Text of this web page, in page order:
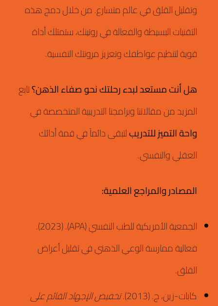
وتقليل القلق في عالم متسارع.من خلال دمج هذه
التقنيات البسيطة والفعالة في روتينك، ستمتلك أداة
قوية لتنظيم عواطفك وتعزيز مرونتك النفسية.
هل أنت مستعد لبدء رحلتك نحو صفاء الذهن؟تابع
المزيد من مقالاتنا وبرامجنا التدريبية المتخصصة في
واحة التميز للتدريبلتبقى دائماً في قمة أدائك
العقلي والنفسي.
المصادر والمراجع العلمية:
الجمعية الأمريكية للطب النفسي (APA).
(2023).
فعالية ممارسة الوعي الذهني في تقليل أعراض
القلق.
كابات-زين، ج.(2013).
تخفيض الإجهاد القائم على